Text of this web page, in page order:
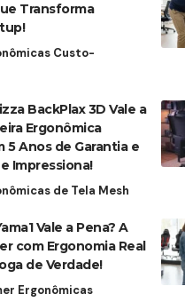
Transforma
Custo-
BackPlax 3D Vale a
Ergonômica
5 Anos de Garantia e
Impressiona!
de Tela Mesh
Vale a Pena? A
com Ergonomia Real
de Verdade!
Ergonômicas